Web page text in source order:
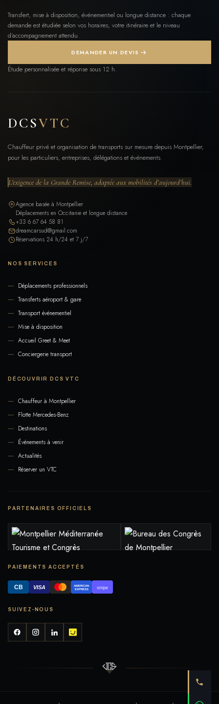
Transfert, mise à disposition, événementiel ou longue distance : chaque
demande est étudiée selon vos horaires, votre itinéraire et le niveau
d’accompagnement attendu.
DEMANDER UN DEVIS
Étude personnalisée et réponse sous 12 h.
DCSVTC
Chauffeur privé et organisation de transports sur mesure depuis Montpellier,
pour les particuliers, entreprises, délégations et événements.
L’exigence de la Grande Remise, adaptée aux mobilités d’aujourd’hui.
Agence basée à Montpellier
Déplacements en Occitanie et longue distance
+33 6 67 64 58 81
dreamcarsud@gmail.com
Réservations 24 h/24 et 7 j/7
NOS SERVICES
Déplacements professionnels
Transferts aéroport & gare
Transport événementiel
Mise à disposition
Accueil Greet & Meet
Conciergerie transport
DÉCOUVRIR DCS VTC
Chauffeur à Montpellier
Flotte Mercedes-Benz
Destinations
Événements à venir
Actualités
Réserver un VTC
PARTENAIRES OFFICIELS
PAIEMENTS ACCEPTÉS
CB VISA AMERICAN
EXPRESS stripe
SUIVEZ-NOUS